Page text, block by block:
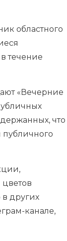
областного
течение
«Вечерние
что
других
канале,